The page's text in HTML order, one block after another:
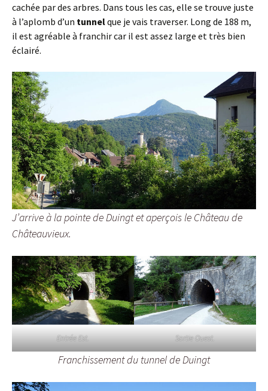
cachée par des arbres. Dans tous les cas, elle se trouve juste
à l’aplomb d’un tunnelque je vais traverser. Long de 188 m,
il est agréable à franchir car il est assez large et très bien
éclairé.
J’arrive à la pointe de Duingt et aperçois le Château de
Châteauvieux.
Entrée Est. Sortie Ouest.
Franchissement du tunnel de Duingt